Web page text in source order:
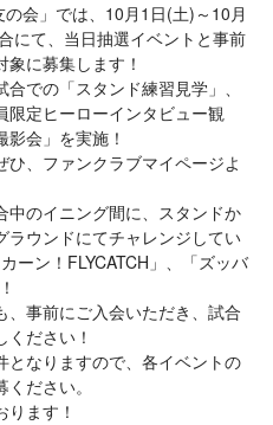
会」では、10月1日(土)～10月
にて、当日抽選イベントと事前
に募集します！
での「スタンド練習見学」、
限定ヒーローインタビュー観
会」を実施！
、ファンクラブマイページよ
中のイニング間に、スタンドか
ラウンドにてチャレンジしてい
ーン！FLYCATCH」、「ズッバ
、事前にご入会いただき、試合
ださい！
となりますので、各イベントの
ださい。
ます！